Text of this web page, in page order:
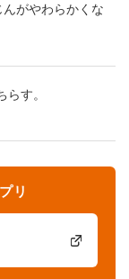
がやわらかくな
す。
リ